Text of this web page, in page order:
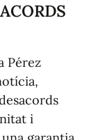
Pérez
i